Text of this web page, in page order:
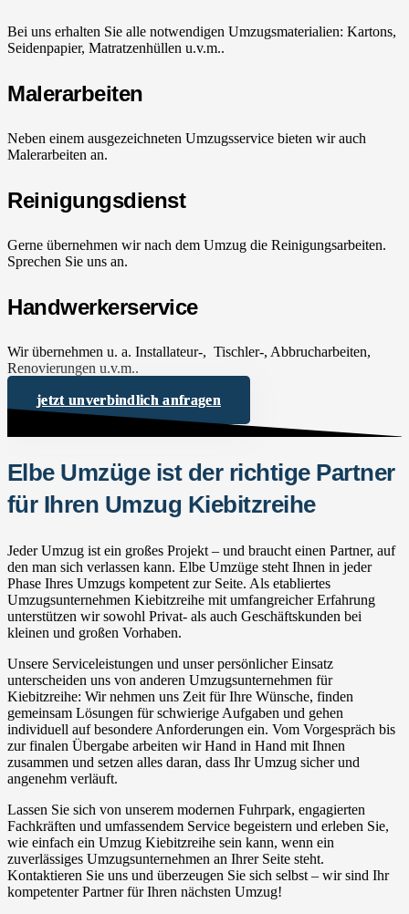
Bei uns erhalten Sie alle notwendigen Umzugsmaterialien: Kartons,
Seidenpapier, Matratzenhüllen u.v.m..
Malerarbeiten
Neben einem ausgezeichneten Umzugsservice bieten wir auch
Malerarbeiten an.
Reinigungsdienst
Gerne übernehmen wir nach dem Umzug die Reinigungsarbeiten.
Sprechen Sie uns an.
Handwerkerservice
Wir übernehmen u. a. Installateur-, Tischler-, Abbrucharbeiten,
Renovierungen u.v.m..
jetzt unverbindlich anfragen
Elbe Umzüge ist der richtige Partner
für Ihren Umzug Kiebitzreihe
Jeder Umzug ist ein großes Projekt – und braucht einen Partner, auf
den man sich verlassen kann. Elbe Umzüge steht Ihnen in jeder
Phase Ihres Umzugs kompetent zur Seite. Als etabliertes
Umzugsunternehmen Kiebitzreihe mit umfangreicher Erfahrung
unterstützen wir sowohl Privat- als auch Geschäftskunden bei
kleinen und großen Vorhaben.
Unsere Serviceleistungen und unser persönlicher Einsatz
unterscheiden uns von anderen Umzugsunternehmen für
Kiebitzreihe: Wir nehmen uns Zeit für Ihre Wünsche, finden
gemeinsam Lösungen für schwierige Aufgaben und gehen
individuell auf besondere Anforderungen ein. Vom Vorgespräch bis
zur finalen Übergabe arbeiten wir Hand in Hand mit Ihnen
zusammen und setzen alles daran, dass Ihr Umzug sicher und
angenehm verläuft.
Lassen Sie sich von unserem modernen Fuhrpark, engagierten
Fachkräften und umfassendem Service begeistern und erleben Sie,
wie einfach ein Umzug Kiebitzreihe sein kann, wenn ein
zuverlässiges Umzugsunternehmen an Ihrer Seite steht.
Kontaktieren Sie uns und überzeugen Sie sich selbst – wir sind Ihr
kompetenter Partner für Ihren nächsten Umzug!